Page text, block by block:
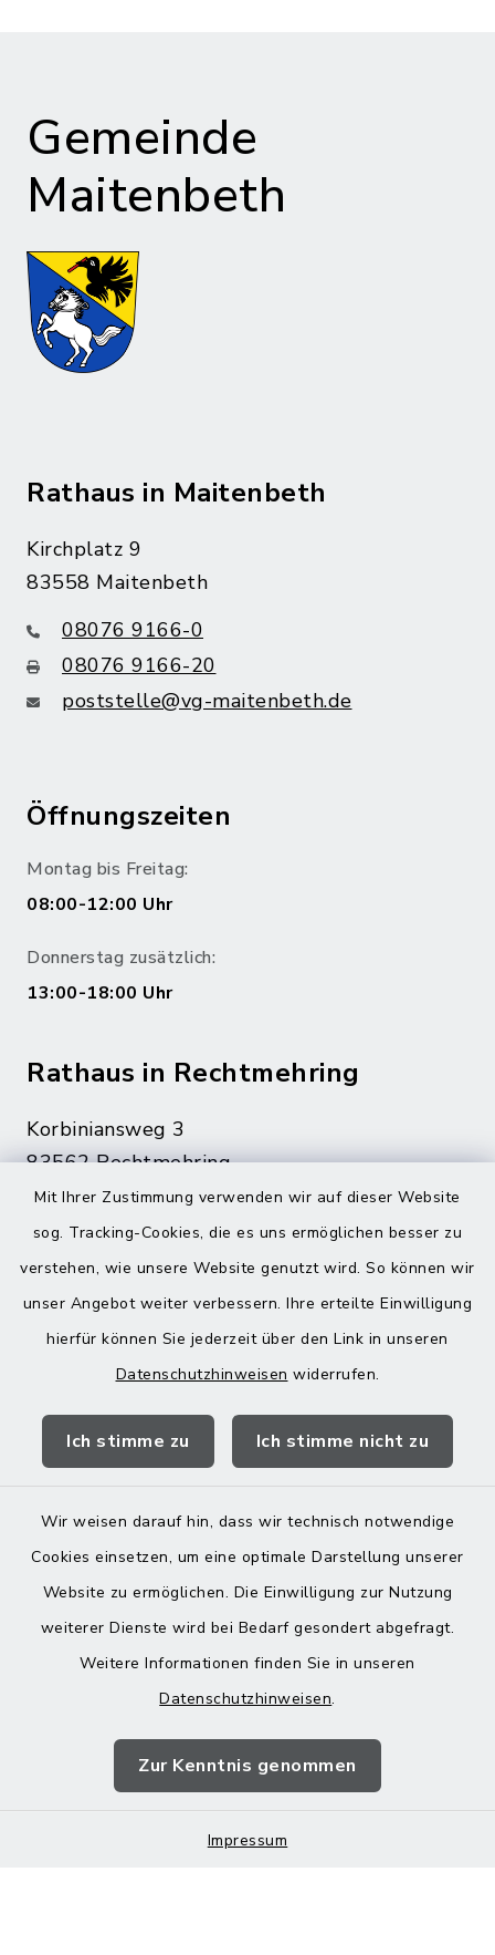
Mit Ihrer Zustimmung verwenden wir auf dieser Website
sog. Tracking-Cookies, die es uns ermöglichen besser zu
verstehen, wie unsere Website genutzt wird. So können wir
unser Angebot weiter verbessern. Ihre erteilte Einwilligung
hierfür können Sie jederzeit über den Link in unseren
Datenschutzhinweisen widerrufen.
Ich stimme zu Ich stimme nicht zu
Wir weisen darauf hin, dass wir technisch notwendige
Cookies einsetzen, um eine optimale Darstellung unserer
Website zu ermöglichen. Die Einwilligung zur Nutzung
weiterer Dienste wird bei Bedarf gesondert abgefragt.
Weitere Informationen finden Sie in unseren
Datenschutzhinweisen.
Zur Kenntnis genommen
Impressum
Gemeinde
Maitenbeth
Rathaus in Maitenbeth
Kirchplatz 9
83558 Maitenbeth
08076 9166-0
08076 9166-20
poststelle@vg-maitenbeth.de
Öffnungszeiten
Montag bis Freitag:
08:00-12:00 Uhr
Donnerstag zusätzlich:
13:00-18:00 Uhr
Rathaus in Rechtmehring
Korbiniansweg 3
83562 Rechtmehring
08076 499
08076 8595
poststelle@vg-maitenbeth.de
Landratsamt Mühldorf
Barrierefreiheit
Impressum
Sitemap